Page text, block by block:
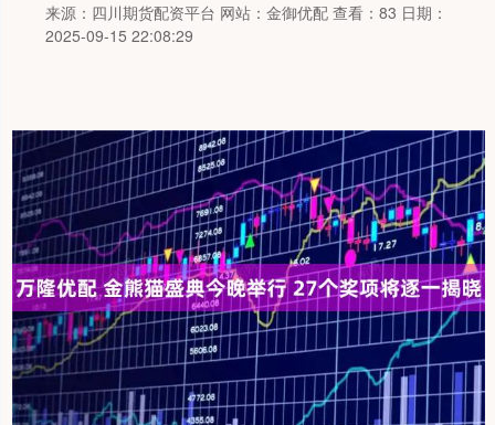
来源：四川期货配资平台 网站：金御优配 查看：83 日期：
2025-09-15 22:08:29